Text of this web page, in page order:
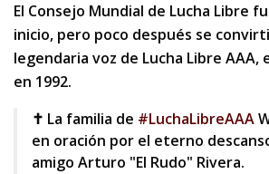
El Consejo Mundial de Lucha Libre
inicio, pero poco después se
legendaria voz de Lucha Libre AAA,
en 1992.
✝️ La familia de #LuchaLibreAAA
en oración por el eterno
amigo Arturo "El Rudo" Rivera.